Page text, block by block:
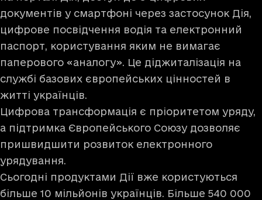
документів у смартфоні через застосунок Дія,
цифрове посвідчення водія та електронний
паспорт, користування яким не вимагає
паперового «аналогу». Це діджиталізація на
службі базових європейських цінностей в
житті українців.
Цифрова трансформація є пріоритетом уряду,
а підтримка Європейського Союзу дозволяє
пришвидшити розвиток електронного
урядування.
Сьогодні продуктами Дії вже користуються
більше 10 мільйонів українців. Більше 540 000